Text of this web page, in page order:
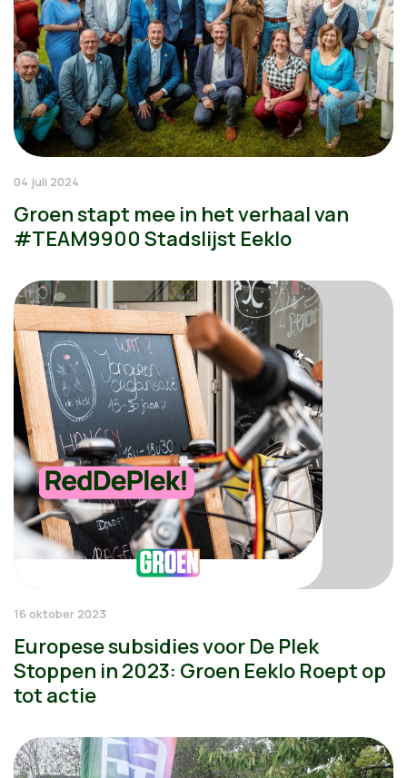
04 juli 2024
Groen stapt mee in het verhaal van
#TEAM9900 Stadslijst Eeklo
16 oktober 2023
Europese subsidies voor De Plek
Stoppen in 2023: Groen Eeklo Roept op
tot actie